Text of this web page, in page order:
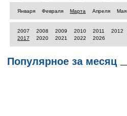
Января Февраля Марта Апреля Мая
2007 2008 2009 2010 2011 2012
2017
2020 2021 2022 2026
Популярное за месяц